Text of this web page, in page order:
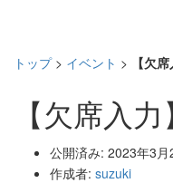
トップ> イベント > 【欠席
【欠席入力
公開済み: 2023年3月
作成者: suzuki